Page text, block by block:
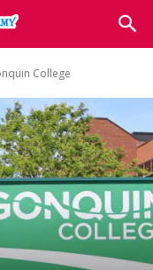
College